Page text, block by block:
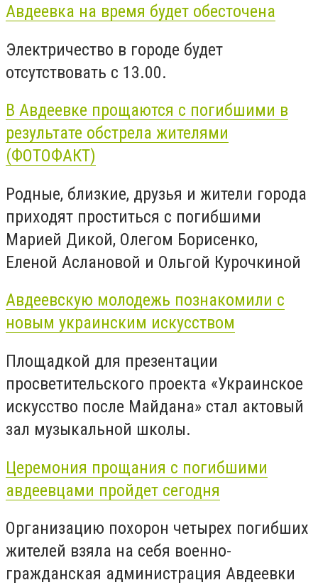
Авдеевка на время будет обесточена
Электричество в городе будет
отсутствовать с 13.00.
В Авдеевке прощаются с погибшими в
результате обстрела жителями
(ФОТОФАКТ)
Родные, близкие, друзья и жители города
приходят проститься с погибшими
Марией Дикой, Олегом Борисенко,
Еленой Аслановой и Ольгой Курочкиной
Авдеевскую молодежь познакомили с
новым украинским искусством
Площадкой для презентации
просветительского проекта «Украинское
искусство после Майдана» стал актовый
зал музыкальной школы.
Церемония прощания с погибшими
авдеевцами пройдет сегодня
Организацию похорон четырех погибших
жителей взяла на себя военно-
гражданская администрация Авдеевки